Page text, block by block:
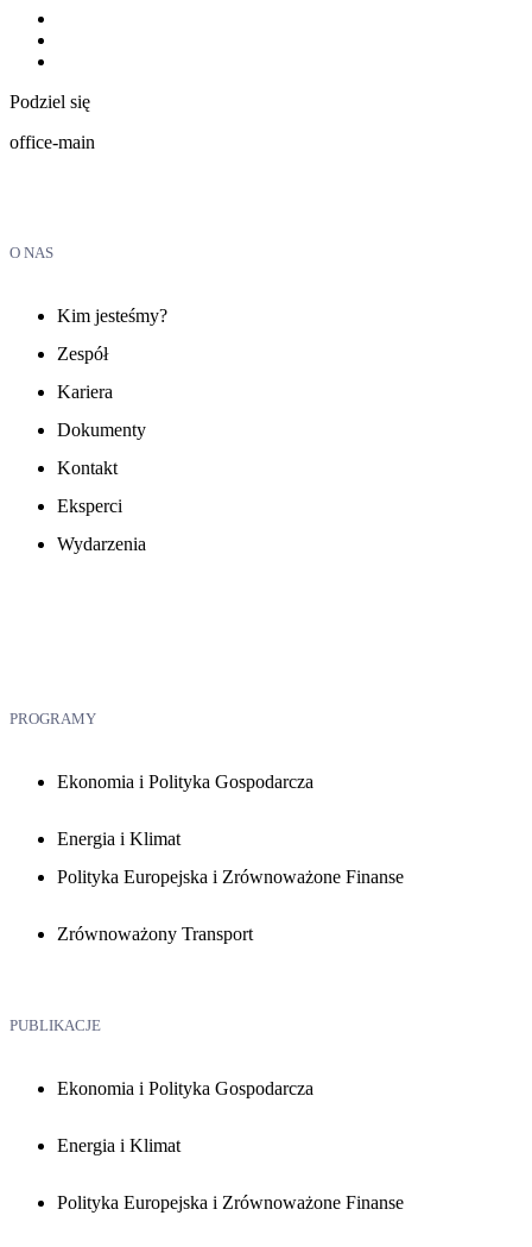
Podziel się
office-main
O NAS
Kim jesteśmy?
Zespół
Kariera
Dokumenty
Kontakt
Eksperci
Wydarzenia
PROGRAMY
Ekonomia i Polityka Gospodarcza
Energia i Klimat
Polityka Europejska i Zrównoważone Finanse
Zrównoważony Transport
PUBLIKACJE
Ekonomia i Polityka Gospodarcza
Energia i Klimat
Polityka Europejska i Zrównoważone Finanse